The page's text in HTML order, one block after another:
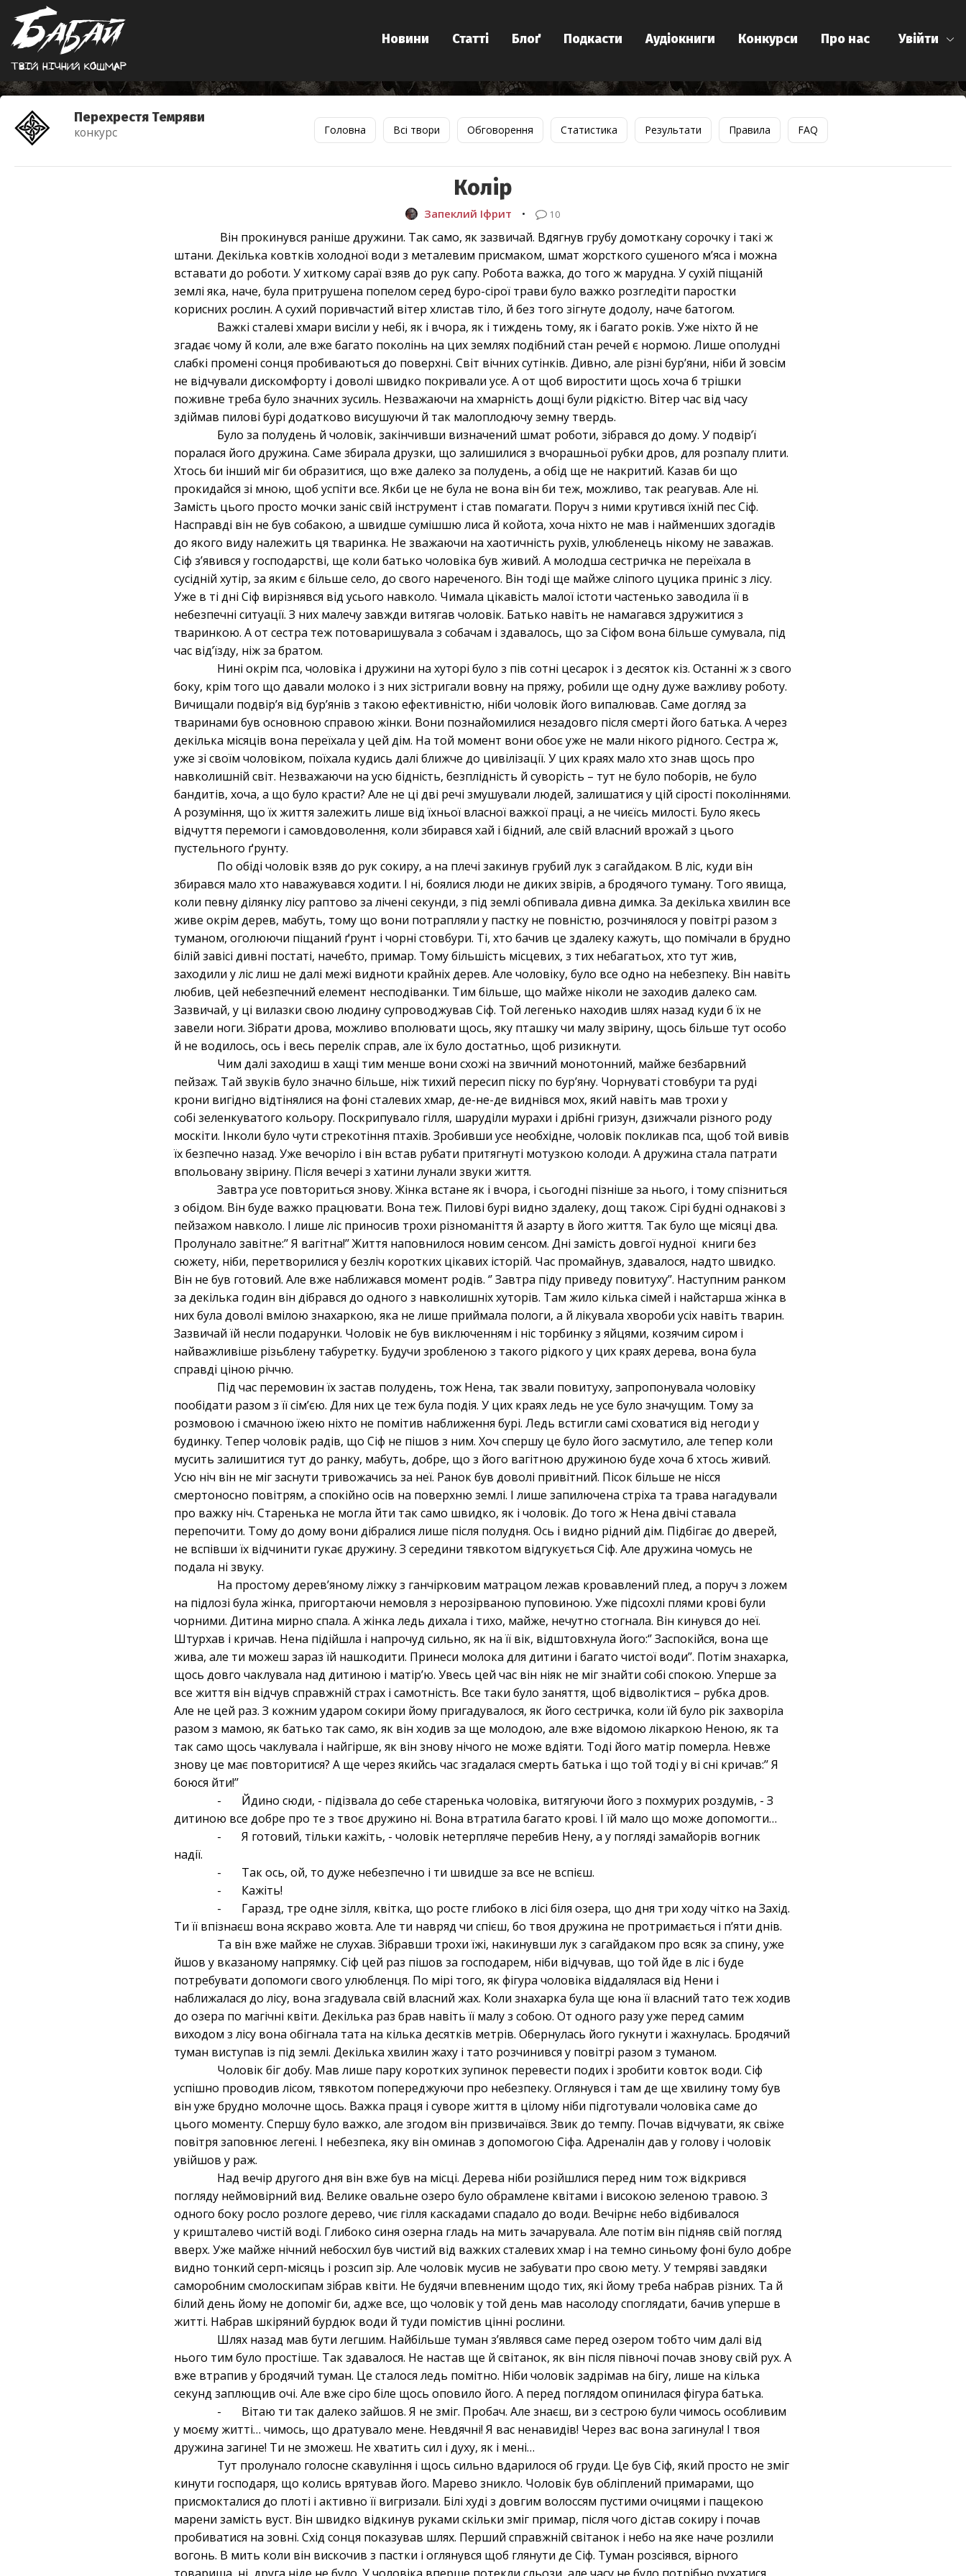
Твiй нiчний кошмар
Увійти
Новини Статті Блоґ Подкасти Аудіокниги Конкурси Про нас
Перехрестя Темряви
конкурс Головна Всі твори Обговорення Статистика Результати Правила FAQ
Колір
Запеклий Іфрит • 10
Він прокинувся раніше дружини. Так само, як зазвичай. Вдягнув грубу домоткану сорочку і такі ж
штани. Декілька ковтків холодної води з металевим присмаком, шмат жорсткого сушеного м’яса і можна
вставати до роботи. У хиткому сараї взяв до рук сапу. Робота важка, до того ж марудна. У сухій піщаній
землі яка, наче, була притрушена попелом серед буро-сірої трави було важко розгледіти паростки
корисних рослин. А сухий поривчастий вітер хлистав тіло, й без того зігнуте додолу, наче батогом.
Важкі сталеві хмари висіли у небі, як і вчора, як і тиждень тому, як і багато років. Уже ніхто й не
згадає чому й коли, але вже багато поколінь на цих землях подібний стан речей є нормою. Лише ополудні
слабкі промені сонця пробиваються до поверхні. Світ вічних сутінків. Дивно, але різні бур’яни, ніби й зовсім
не відчували дискомфорту і доволі швидко покривали усе. А от щоб виростити щось хоча б трішки
поживне треба було значних зусиль. Незважаючи на хмарність дощі були рідкістю. Вітер час від часу
здіймав пилові бурі додатково висушуючи й так малоплодючу земну твердь.
Було за полудень й чоловік, закінчивши визначений шмат роботи, зібрався до дому. У подвір’ї
поралася його дружина. Саме збирала друзки, що залишилися з вчорашньої рубки дров, для розпалу плити.
Хтось би інший міг би образитися, що вже далеко за полудень, а обід ще не накритий. Казав би що
прокидайся зі мною, щоб успіти все. Якби це не була не вона він би теж, можливо, так реагував. Але ні.
Замість цього просто мочки заніс свій інструмент і став помагати. Поруч з ними крутився їхній пес Сіф.
Насправді він не був собакою, а швидше сумішшю лиса й койота, хоча ніхто не мав і найменших здогадів
до якого виду належить ця тваринка. Не зважаючи на хаотичність рухів, улюбленець нікому не заважав.
Сіф з’явився у господарстві, ще коли батько чоловіка був живий. А молодша сестричка не переїхала в
сусідній хутір, за яким є більше село, до свого нареченого. Він тоді ще майже сліпого цуцика приніс з лісу.
Уже в ті дні Сіф вирізнявся від усього навколо. Чимала цікавість малої істоти частенько заводила її в
небезпечні ситуації. З них малечу завжди витягав чоловік. Батько навіть не намагався здружитися з
тваринкою. А от сестра теж потоваришувала з собачам і здавалось, що за Сіфом вона більше сумувала, під
час від’їзду, ніж за братом.
Нині окрім пса, чоловіка і дружини на хуторі було з пів сотні цесарок і з десяток кіз. Останні ж з свого
боку, крім того що давали молоко і з них зістригали вовну на пряжу, робили ще одну дуже важливу роботу.
Вичищали подвір’я від бур’янів з такою ефективністю, ніби чоловік його випалював. Саме догляд за
тваринами був основною справою жінки. Вони познайомилися незадовго після смерті його батька. А через
декілька місяців вона переїхала у цей дім. На той момент вони обоє уже не мали нікого рідного. Сестра ж,
уже зі своїм чоловіком, поїхала кудись далі ближче до цивілізації. У цих краях мало хто знав щось про
навколишній світ. Незважаючи на усю бідність, безплідність й суворість – тут не було поборів, не було
бандитів, хоча, а що було красти? Але не ці дві речі змушували людей, залишатися у цій сірості поколіннями.
А розуміння, що їх життя залежить лише від їхньої власної важкої праці, а не чиєїсь милості. Було якесь
відчуття перемоги і самовдоволення, коли збирався хай і бідний, але свій власний врожай з цього
пустельного ґрунту.
По обіді чоловік взяв до рук сокиру, а на плечі закинув грубий лук з сагайдаком. В ліс, куди він
збирався мало хто наважувався ходити. І ні, боялися люди не диких звірів, а бродячого туману. Того явища,
коли певну ділянку лісу раптово за лічені секунди, з під землі обпивала дивна димка. За декілька хвилин все
живе окрім дерев, мабуть, тому що вони потрапляли у пастку не повністю, розчинялося у повітрі разом з
туманом, оголюючи піщаний ґрунт і чорні стовбури. Ті, хто бачив це здалеку кажуть, що помічали в брудно
білій завісі дивні постаті, начебто, примар. Тому більшість місцевих, з тих небагатьох, хто тут жив,
заходили у ліс лиш не далі межі видноти крайніх дерев. Але чоловіку, було все одно на небезпеку. Він навіть
любив, цей небезпечний елемент несподіванки. Тим більше, що майже ніколи не заходив далеко сам.
Зазвичай, у ці вилазки свою людину супроводжував Сіф. Той легенько находив шлях назад куди б їх не
завели ноги. Зібрати дрова, можливо вполювати щось, яку пташку чи малу звірину, щось більше тут особо
й не водилось, ось і весь перелік справ, але їх було достатньо, щоб ризикнути.
Чим далі заходиш в хащі тим менше вони схожі на звичний монотонний, майже безбарвний
пейзаж. Тай звуків було значно більше, ніж тихий пересип піску по бур’яну. Чорнуваті стовбури та руді
крони вигідно відтінялися на фоні сталевих хмар, де-не-де виднівся мох, який навіть мав трохи у
собі зеленкуватого кольору. Поскрипувало гілля, шаруділи мурахи і дрібні гризун, дзижчали різного роду
москіти. Інколи було чути стрекотіння птахів. Зробивши усе необхідне, чоловік покликав пса, щоб той вивів
їх безпечно назад. Уже вечоріло і він встав рубати притягнуті мотузкою колоди. А дружина стала патрати
впольовану звірину. Після вечері з хатини лунали звуки життя.
Завтра усе повториться знову. Жінка встане як і вчора, і сьогодні пізніше за нього, і тому спізниться
з обідом. Він буде важко працювати. Вона теж. Пилові бурі видно здалеку, дощ також. Сірі будні однакові з
пейзажом навколо. І лише ліс приносив трохи різноманіття й азарту в його життя. Так було ще місяці два.
Пролунало завітне:’’ Я вагітна!’’ Життя наповнилося новим сенсом. Дні замість довгої нудної книги без
сюжету, ніби, перетворилися у безліч коротких цікавих історій. Час промайнув, здавалося, надто швидко.
Він не був готовий. Але вже наближався момент родів. ‘’ Завтра піду приведу повитуху’’. Наступним ранком
за декілька годин він дібрався до одного з навколишніх хуторів. Там жило кілька сімей і найстарша жінка в
них була доволі вмілою знахаркою, яка не лише приймала пологи, а й лікувала хвороби усіх навіть тварин.
Зазвичай їй несли подарунки. Чоловік не був виключенням і ніс торбинку з яйцями, козячим сиром і
найважливіше різьблену табуретку. Будучи зробленою з такого рідкого у цих краях дерева, вона була
справді ціною річчю.
Під час перемовин їх застав полудень, тож Нена, так звали повитуху, запропонувала чоловіку
пообідати разом з її сім’єю. Для них це теж була подія. У цих краях ледь не усе було значущим. Тому за
розмовою і смачною їжею ніхто не помітив наближення бурі. Ледь встигли самі сховатися від негоди у
будинку. Тепер чоловік радів, що Сіф не пішов з ним. Хоч спершу це було його засмутило, але тепер коли
мусить залишитися тут до ранку, мабуть, добре, що з його вагітною дружиною буде хоча б хтось живий.
Усю ніч він не міг заснути тривожачись за неї. Ранок був доволі привітний. Пісок більше не нісся
смертоносно повітрям, а спокійно осів на поверхню землі. І лише запилючена стріха та трава нагадували
про важку ніч. Старенька не могла йти так само швидко, як і чоловік. До того ж Нена двічі ставала
перепочити. Тому до дому вони дібралися лише після полудня. Ось і видно рідний дім. Підбігає до дверей,
не вспівши їх відчинити гукає дружину. З середини тявкотом відгукується Сіф. Але дружина чомусь не
подала ні звуку.
На простому дерев’яному ліжку з ганчірковим матрацом лежав кровавлений плед, а поруч з ложем
на підлозі була жінка, пригортаючи немовля з нерозірваною пуповиною. Уже підсохлі плями крові були
чорними. Дитина мирно спала. А жінка ледь дихала і тихо, майже, нечутно стогнала. Він кинувся до неї.
Штурхав і кричав. Нена підійшла і напрочуд сильно, як на її вік, відштовхнула його:‘’ Заспокійся, вона ще
жива, але ти можеш зараз їй нашкодити. Принеси молока для дитини і багато чистої води’’. Потім знахарка,
щось довго чаклувала над дитиною і матір’ю. Увесь цей час він ніяк не міг знайти собі спокою. Уперше за
все життя він відчув справжній страх і самотність. Все таки було заняття, щоб відволіктися – рубка дров.
Але не цей раз. З кожним ударом сокири йому пригадувалося, як його сестричка, коли їй було рік захворіла
разом з мамою, як батько так само, як він ходив за ще молодою, але вже відомою лікаркою Неною, як та
так само щось чаклувала і найгірше, як він знову нічого не може вдіяти. Тоді його матір померла. Невже
знову це має повторитися? А ще через якийсь час згадалася смерть батька і що той тоді у ві сні кричав:’’ Я
боюся йти!’’
- Йдино сюди, - підізвала до себе старенька чоловіка, витягуючи його з похмурих роздумів, - З
дитиною все добре про те з твоє дружино ні. Вона втратила багато крові. І їй мало що може допомогти…
- Я готовий, тільки кажіть, - чоловік нетерпляче перебив Нену, а у погляді замайорів вогник
надії.
- Так ось, ой, то дуже небезпечно і ти швидше за все не вспієш.
- Кажіть!
- Гаразд, тре одне зілля, квітка, що росте глибоко в лісі біля озера, що дня три ходу чітко на Захід.
Ти її впізнаєш вона яскраво жовта. Але ти навряд чи спієш, бо твоя дружина не протримається і п’яти днів.
Та він вже майже не слухав. Зібравши трохи їжі, накинувши лук з сагайдаком про всяк за спину, уже
йшов у вказаному напрямку. Сіф цей раз пішов за господарем, ніби відчував, що той йде в ліс і буде
потребувати допомоги свого улюбленця. По мірі того, як фігура чоловіка віддалялася від Нени і
наближалася до лісу, вона згадувала свій власний жах. Коли знахарка була ще юна її власний тато теж ходив
до озера по магічні квіти. Декілька раз брав навіть її малу з собою. От одного разу уже перед самим
виходом з лісу вона обігнала тата на кілька десятків метрів. Обернулась його гукнути і жахнулась. Бродячий
туман виступав із під землі. Декілька хвилин жаху і тато розчинився у повітрі разом з туманом.
Чоловік біг добу. Мав лише пару коротких зупинок перевести подих і зробити ковток води. Сіф
успішно проводив лісом, тявкотом попереджуючи про небезпеку. Оглянувся і там де ще хвилину тому був
він уже брудно молочне щось. Важка праця і суворе життя в цілому ніби підготували чоловіка саме до
цього моменту. Спершу було важко, але згодом він призвичаївся. Звик до темпу. Почав відчувати, як свіже
повітря заповнює легені. І небезпека, яку він оминав з допомогою Сіфа. Адреналін дав у голову і чоловік
увійшов у раж.
Над вечір другого дня він вже був на місці. Дерева ніби розійшлися перед ним тож відкрився
погляду неймовірний вид. Велике овальне озеро було обрамлене квітами і високою зеленою травою. З
одного боку росло розлоге дерево, чиє гілля каскадами спадало до води. Вечірнє небо відбивалося
у кришталево чистій воді. Глибоко синя озерна гладь на мить зачарувала. Але потім він підняв свій погляд
вверх. Уже майже нічний небосхил був чистий від важких сталевих хмар і на темно синьому фоні було добре
видно тонкий серп-місяць і розсип зір. Але чоловік мусив не забувати про свою мету. У темряві завдяки
саморобним смолоскипам зібрав квіти. Не будячи впевненим щодо тих, які йому треба набрав різних. Та й
білий день йому не допоміг би, адже все, що чоловік у той день мав насолоду споглядати, бачив уперше в
житті. Набрав шкіряний бурдюк води й туди помістив цінні рослини.
Шлях назад мав бути легшим. Найбільше туман з’являвся саме перед озером тобто чим далі від
нього тим було простіше. Так здавалося. Не настав ще й світанок, як він після півночі почав знову свій рух. А
вже втрапив у бродячий туман. Це сталося ледь помітно. Ніби чоловік задрімав на бігу, лише на кілька
секунд заплющив очі. Але вже сіро біле щось оповило його. А перед поглядом опинилася фігура батька.
- Вітаю ти так далеко зайшов. Я не зміг. Пробач. Але знаєш, ви з сестрою були чимось особливим
у моєму житті… чимось, що дратувало мене. Невдячні! Я вас ненавидів! Через вас вона загинула! І твоя
дружина загине! Ти не зможеш. Не хватить сил і духу, як і мені…
Тут пролунало голосне скавуління і щось сильно вдарилося об груди. Це був Сіф, який просто не зміг
кинути господаря, що колись врятував його. Марево зникло. Чоловік був обліплений примарами, що
присмокталися до плоті і активно її вигризали. Білі худі з довгим волоссям пустими очицями і пащекою
марени замість вуст. Він швидко відкинув руками скільки зміг примар, після чого дістав сокиру і почав
пробиватися на зовні. Схід сонця показував шлях. Перший справжній світанок і небо на яке наче розлили
вогонь. В мить коли він вискочив з пастки і оглянувся щоб глянути де Сіф. Туман розсіявся, вірного